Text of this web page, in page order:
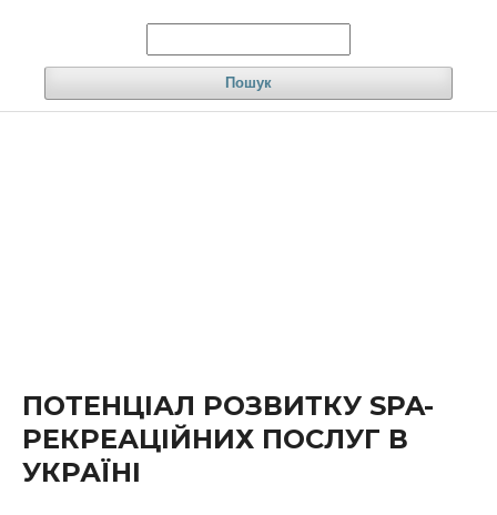
Пошук
ПОТЕНЦІАЛ РОЗВИТКУ SPA-
РЕКРЕАЦІЙНИХ ПОСЛУГ В
УКРАЇНІ